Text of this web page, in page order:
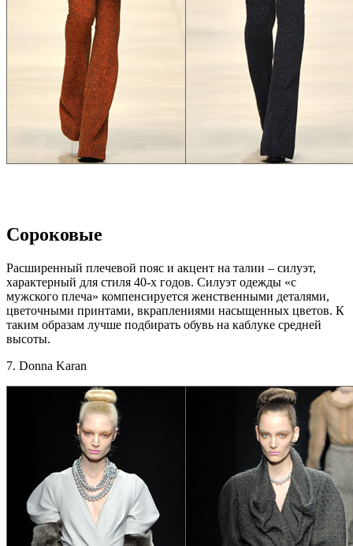
Сороковые
Расширенный плечевой пояс и акцент на талии – силуэт,
характерный для стиля 40-х годов. Силуэт одежды «с
мужского плеча» компенсируется женственными деталями,
цветочными принтами, вкраплениями насыщенных цветов. К
таким образам лучше подбирать обувь на каблуке средней
высоты.
7. Donna Karan